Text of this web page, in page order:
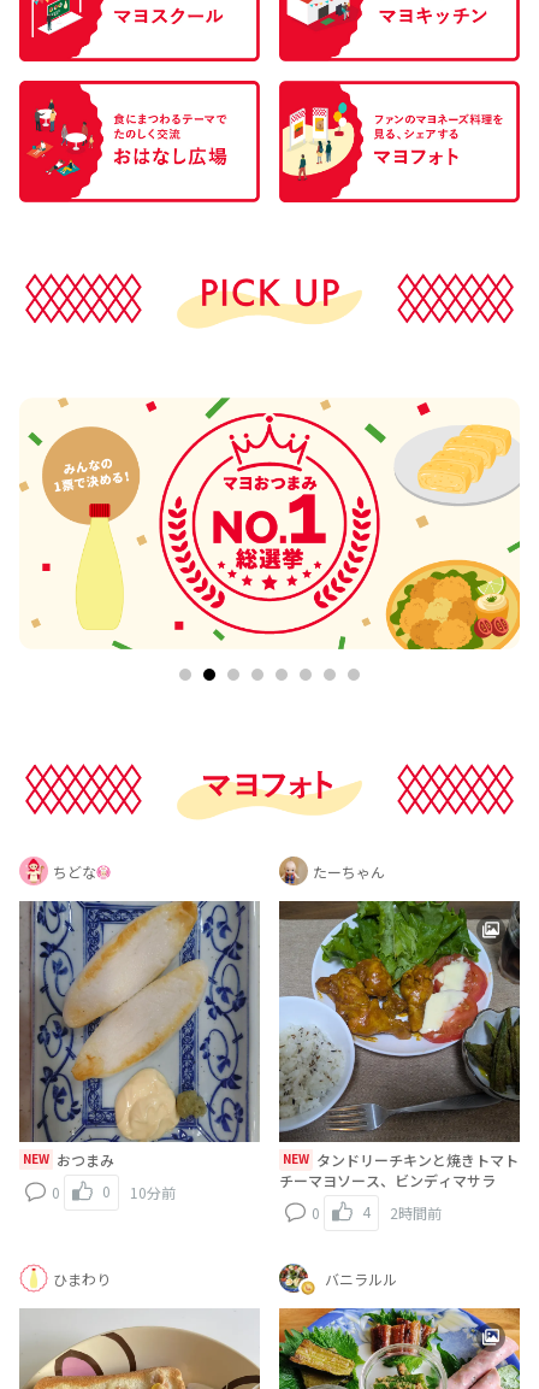
ちどな
NEW おつまみ
0
0 10分前
たーちゃん
NEW
チーマヨソース、ビンディマサラ
0
4 2時間前
ひまわり バニラルル